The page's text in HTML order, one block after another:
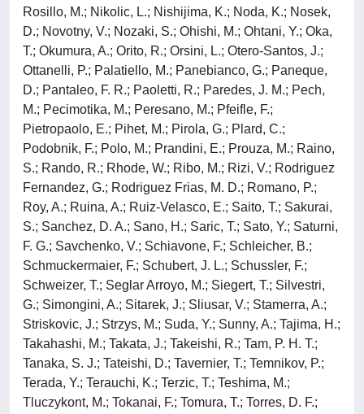
Rosillo, M.; Nikolic, L.; Nishijima, K.; Noda, K.; Nosek,
D.; Novotny, V.; Nozaki, S.; Ohishi, M.; Ohtani, Y.; Oka,
T.; Okumura, A.; Orito, R.; Orsini, L.; Otero-Santos, J.;
Ottanelli, P.; Palatiello, M.; Panebianco, G.; Paneque,
D.; Pantaleo, F. R.; Paoletti, R.; Paredes, J. M.; Pech,
M.; Pecimotika, M.; Peresano, M.; Pfeifle, F.;
Pietropaolo, E.; Pihet, M.; Pirola, G.; Plard, C.;
Podobnik, F.; Polo, M.; Prandini, E.; Prouza, M.; Raino,
S.; Rando, R.; Rhode, W.; Ribo, M.; Rizi, V.; Rodriguez
Fernandez, G.; Rodriguez Frias, M. D.; Romano, P.;
Roy, A.; Ruina, A.; Ruiz-Velasco, E.; Saito, T.; Sakurai,
S.; Sanchez, D. A.; Sano, H.; Saric, T.; Sato, Y.; Saturni,
F. G.; Savchenko, V.; Schiavone, F.; Schleicher, B.;
Schmuckermaier, F.; Schubert, J. L.; Schussler, F.;
Schweizer, T.; Seglar Arroyo, M.; Siegert, T.; Silvestri,
G.; Simongini, A.; Sitarek, J.; Sliusar, V.; Stamerra, A.;
Striskovic, J.; Strzys, M.; Suda, Y.; Sunny, A.; Tajima, H.;
Takahashi, M.; Takata, J.; Takeishi, R.; Tam, P. H. T.;
Tanaka, S. J.; Tateishi, D.; Tavernier, T.; Temnikov, P.;
Terada, Y.; Terauchi, K.; Terzic, T.; Teshima, M.;
Tluczykont, M.; Tokanai, F.; Tomura, T.; Torres, D. F.;